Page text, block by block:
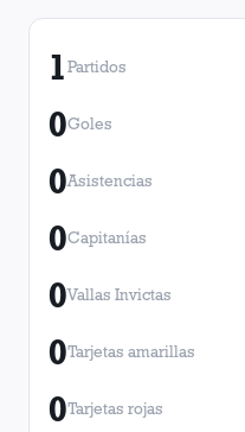
1Partidos
0Goles
0Asistencias
0Capitanías
0Vallas Invictas
0Tarjetas amarillas
0Tarjetas rojas